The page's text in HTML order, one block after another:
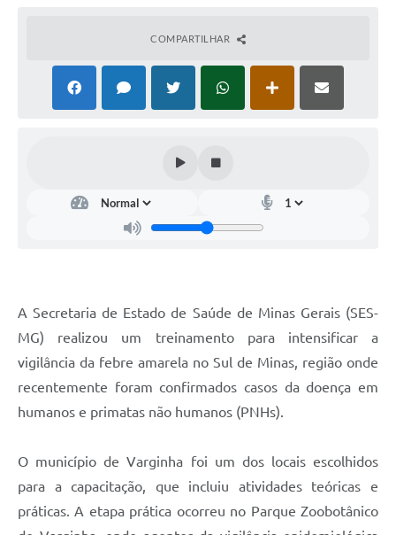
COMPARTILHAR
A Secretaria de Estado de Saúde de Minas Gerais (SES-
MG) realizou um treinamento para intensificar a
vigilância da febre amarela no Sul de Minas, região onde
recentemente foram confirmados casos da doença em
humanos e primatas não humanos (PNHs).
O município de Varginha foi um dos locais escolhidos
para a capacitação, que incluiu atividades teóricas e
práticas. A etapa prática ocorreu no Parque Zoobotânico